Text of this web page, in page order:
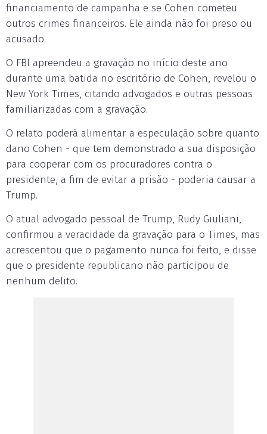
financiamento de campanha e se Cohen cometeu
outros crimes financeiros. Ele ainda não foi preso ou
acusado.
O FBI apreendeu a gravação no início deste ano
durante uma batida no escritório de Cohen, revelou o
New York Times, citando advogados e outras pessoas
familiarizadas com a gravação.
O relato poderá alimentar a especulação sobre quanto
dano Cohen - que tem demonstrado a sua disposição
para cooperar com os procuradores contra o
presidente, a fim de evitar a prisão - poderia causar a
Trump.
O atual advogado pessoal de Trump, Rudy Giuliani,
confirmou a veracidade da gravação para o Times, mas
acrescentou que o pagamento nunca foi feito, e disse
que o presidente republicano não participou de
nenhum delito.